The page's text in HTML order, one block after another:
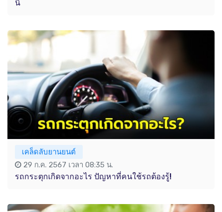
นี้
เคล็ดลับยานยนต์
29 ก.ค. 2567 เวลา 08:35 น.
รถกระตุกเกิดจากอะไร ปัญหาที่คนใช้รถต้องรู้!